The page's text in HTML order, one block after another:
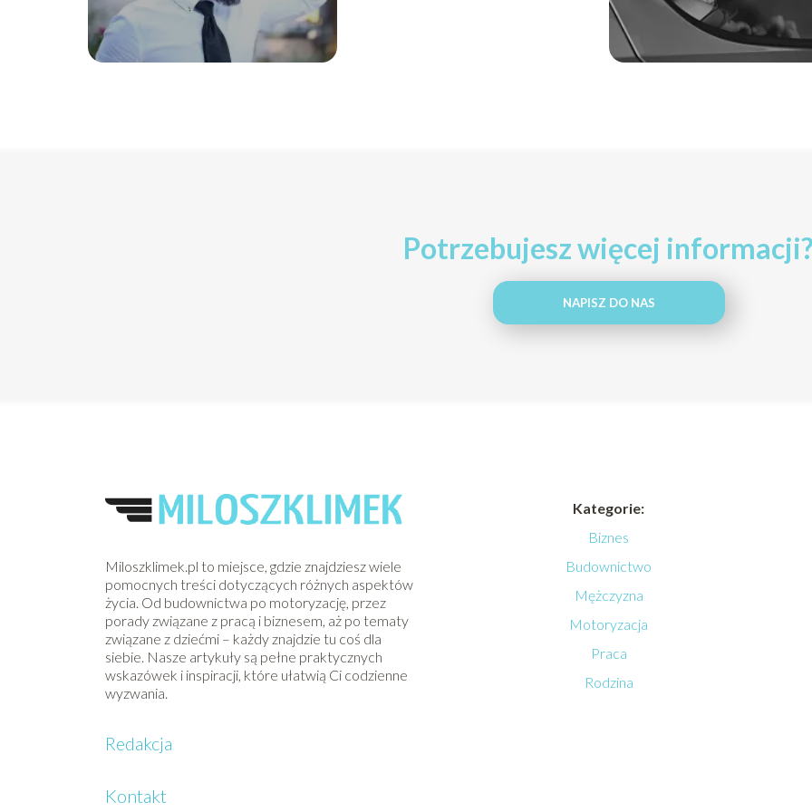
Potrzebujesz więcej
NAPISZ DO NAS
Miloszklimek.pl to miejsce, gdzie znajdziesz wiele
pomocnych treści dotyczących różnych aspektów
życia. Od budownictwa po motoryzację, przez
porady związane z pracą i biznesem, aż po tematy
związane z dziećmi – każdy znajdzie tu coś dla
siebie. Nasze artykuły są pełne praktycznych
wskazówek i inspiracji, które ułatwią Ci codzienne
wyzwania.
Redakcja
Kontakt
Kategorie:
Biznes
Budownictwo
Mężczyzna
Motoryzacja
Praca
Rodzina